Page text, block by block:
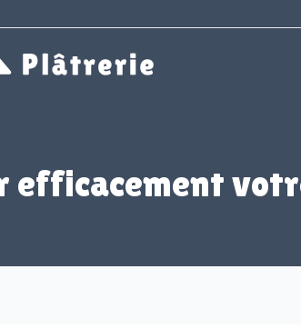
efficacement